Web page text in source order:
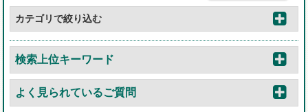
カテゴリで絞り込む
検索上位キーワード
よく見られているご質問